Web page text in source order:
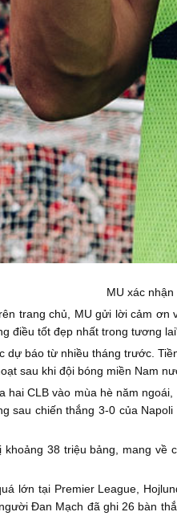
MU xác
trang chủ, MU gửi lời cảm
điều tốt đẹp nhất trong tương
dự báo từ nhiều tháng trước.
sau khi đội bóng miền Nam
hai CLB vào mùa hè năm
sau chiến thắng 3-0 của
38 triệu bảng, mang
lớn tại Premier League,
Đan Mạch đã ghi 26 bàn